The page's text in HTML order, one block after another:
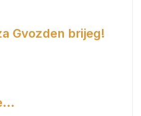
Gvozden brijeg!